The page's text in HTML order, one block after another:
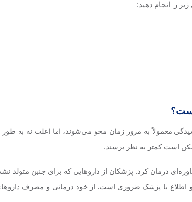
را انجام دهید:
معمولاً به مرور زمان محو می‌شوند، اما اغلب نه به
است کمتر به نظر برسند.
درمان کرد. پزشکان از داروهایی که برای جنین متولد
با پزشک ضروری است. از خود درمانی و مصرف